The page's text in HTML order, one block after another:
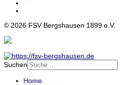
© 2026 FSV Bergshausen 1899 e.V.
Suchen
Home